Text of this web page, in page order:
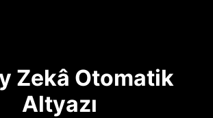
Zekâ Otomatik
Altyazı